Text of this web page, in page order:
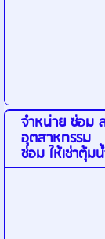
จำหน่าย ซ่อม
อุตสาหกร
ซ่อม ให้เช่าตุ้ม